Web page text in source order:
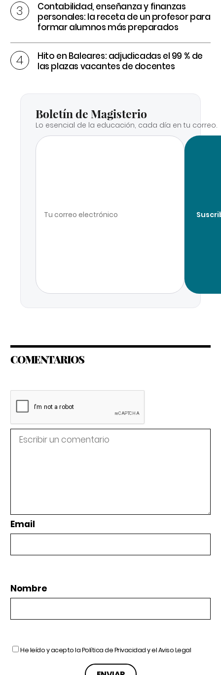
Contabilidad, enseñanza y finanzas
personales: la receta de un profesor para
formar alumnos más preparados
Hito en Baleares: adjudicadas el 99 % de
las plazas vacantes de docentes
Boletín de Magisterio
Lo esencial de la educación, cada día en tu correo.
COMENTARIOS
Email
Nombre
He leído y acepto laPolítica de Privacidady elAviso Legal